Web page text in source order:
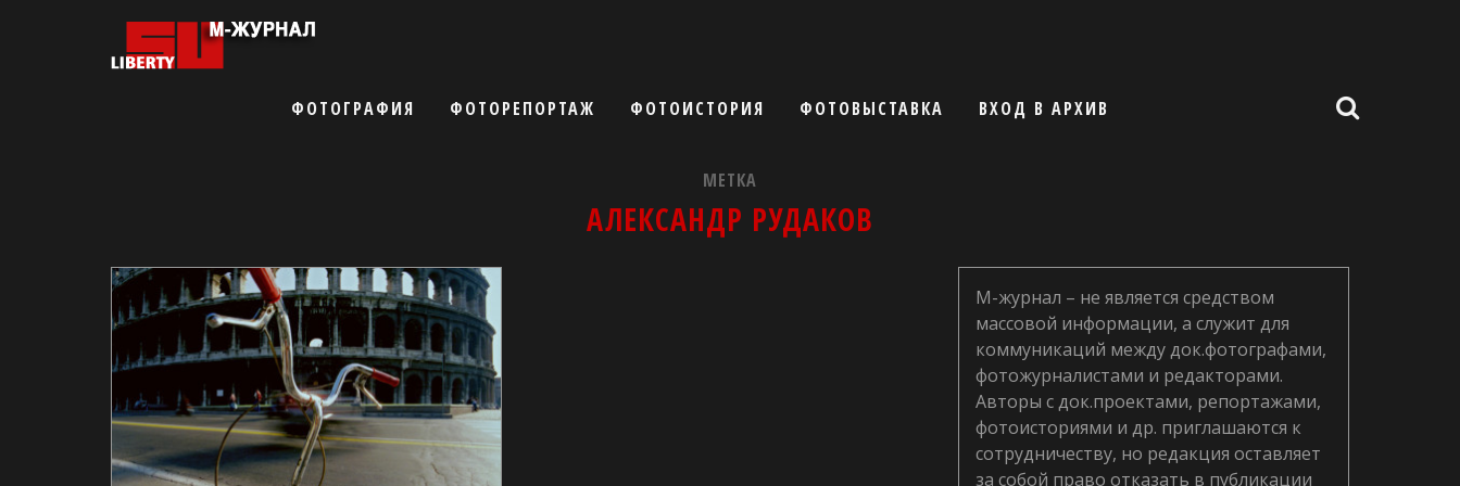
ФОТОГРАФИЯ ФОТОРЕПОРТАЖ ФОТОИСТОРИЯ ФОТОВЫСТАВКА ВХОД В АРХИВ
МЕТКА
АЛЕКСАНДР РУДАКОВ
М-журнал – не является средством
массовой информации, а служит для
коммуникаций между док.фотографами,
фотожурналистами и редакторами.
Авторы с док.проектами, репортажами,
фотоисториями и др. приглашаются к
сотрудничеству, но редакция оставляет
за собой право отказать в публикации